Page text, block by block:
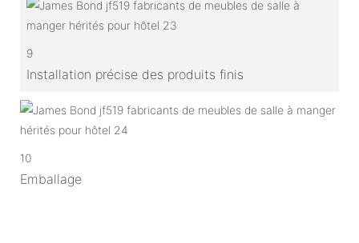
9
Installation précise des produits finis
10
Emballage